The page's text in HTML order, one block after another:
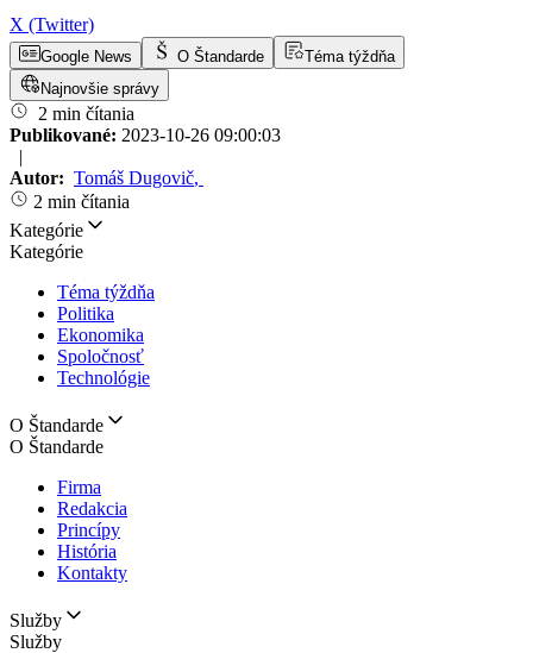
X (Twitter)
Google News O Štandarde
Téma týždňa
Najnovšie správy
2 min čítania
Publikované: 2023-10-26 09:00:03
|
Autor: Tomáš Dugovič,
2 min čítania
Kategórie
Kategórie
Téma týždňa
Politika
Ekonomika
Spoločnosť
Technológie
O Štandarde
O Štandarde
Firma
Redakcia
Princípy
História
Kontakty
Služby
Služby